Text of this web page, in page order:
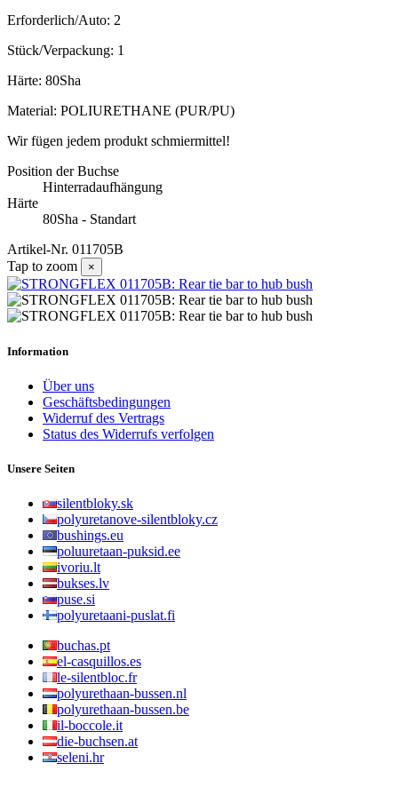
Erforderlich/Auto: 2
Stück/Verpackung: 1
Härte: 80Sha
Material: POLIURETHANE (PUR/PU)
Wir fügen jedem produkt schmiermittel!
Position der Buchse
Hinterradaufhängung
Härte
80Sha - Standart
Artikel-Nr. 011705B
Tap to zoom
×
Information
Über uns
Geschäftsbedingungen
Widerruf des Vertrags
Status des Widerrufs verfolgen
Unsere Seiten
silentbloky.sk
polyuretanove-silentbloky.cz
bushings.eu
poluuretaan-puksid.ee
ivoriu.lt
bukses.lv
puse.si
polyuretaani-puslat.fi
buchas.pt
el-casquillos.es
le-silentbloc.fr
polyurethaan-bussen.nl
polyurethaan-bussen.be
il-boccole.it
die-buchsen.at
seleni.hr